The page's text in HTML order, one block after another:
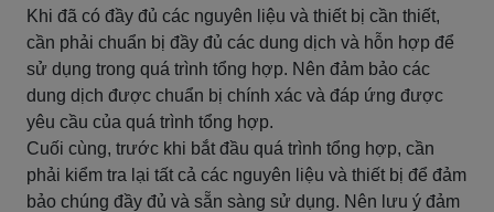
Khi đã có đầy đủ các nguyên liệu và thiết bị cần thiết,
cần phải chuẩn bị đầy đủ các dung dịch và hỗn hợp để
sử dụng trong quá trình tổng hợp. Nên đảm bảo các
dung dịch được chuẩn bị chính xác và đáp ứng được
yêu cầu của quá trình tổng hợp.
Cuối cùng, trước khi bắt đầu quá trình tổng hợp, cần
phải kiểm tra lại tất cả các nguyên liệu và thiết bị để đảm
bảo chúng đầy đủ và sẵn sàng sử dụng. Nên lưu ý đảm